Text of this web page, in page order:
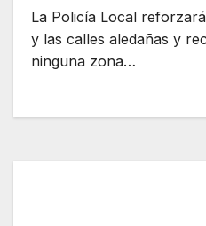
La Policía Local
y las calles aledañas y
ninguna zona…